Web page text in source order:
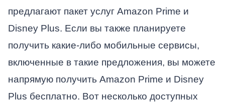
предлагают пакет услуг Amazon Prime и
Disney Plus. Если вы также планируете
получить какие-либо мобильные сервисы,
включенные в такие предложения, вы можете
напрямую получить Amazon Prime и Disney
Plus бесплатно. Вот несколько доступных